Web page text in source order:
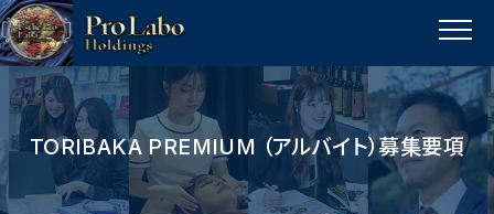
MENU
TORIBAKA PREMIUM （アルバイト）募集要項
p
a
g
e
o
p
s
t
a
g
r
c
e
b
o
o
i
t
t
e
r
u
t
u
b
e